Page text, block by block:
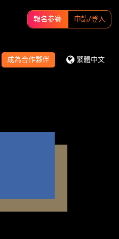
報名参賽 申請/登入
成為合作夥伴 繁體中文